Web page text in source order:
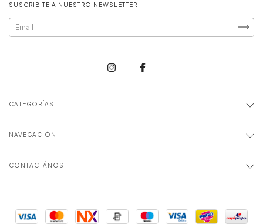
SUSCRIBITE A NUESTRO NEWSLETTER
CATEGORÍAS
NAVEGACIÓN
CONTACTÁNOS